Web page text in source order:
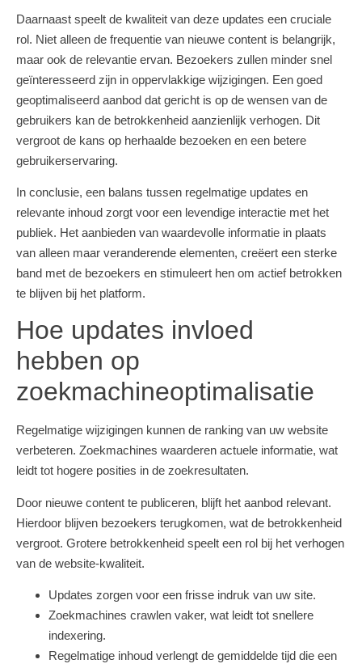
Daarnaast speelt de kwaliteit van deze updates een cruciale
rol. Niet alleen de frequentie van nieuwe content is belangrijk,
maar ook de relevantie ervan. Bezoekers zullen minder snel
geïnteresseerd zijn in oppervlakkige wijzigingen. Een goed
geoptimaliseerd aanbod dat gericht is op de wensen van de
gebruikers kan de betrokkenheid aanzienlijk verhogen. Dit
vergroot de kans op herhaalde bezoeken en een betere
gebruikerservaring.
In conclusie, een balans tussen regelmatige updates en
relevante inhoud zorgt voor een levendige interactie met het
publiek. Het aanbieden van waardevolle informatie in plaats
van alleen maar veranderende elementen, creëert een sterke
band met de bezoekers en stimuleert hen om actief betrokken
te blijven bij het platform.
Hoe updates invloed
hebben op
zoekmachineoptimalisatie
Regelmatige wijzigingen kunnen de ranking van uw website
verbeteren. Zoekmachines waarderen actuele informatie, wat
leidt tot hogere posities in de zoekresultaten.
Door nieuwe content te publiceren, blijft het aanbod relevant.
Hierdoor blijven bezoekers terugkomen, wat de betrokkenheid
vergroot. Grotere betrokkenheid speelt een rol bij het verhogen
van de website-kwaliteit.
Updates zorgen voor een frisse indruk van uw site.
Zoekmachines crawlen vaker, wat leidt tot snellere
indexering.
Regelmatige inhoud verlengt de gemiddelde tijd die een